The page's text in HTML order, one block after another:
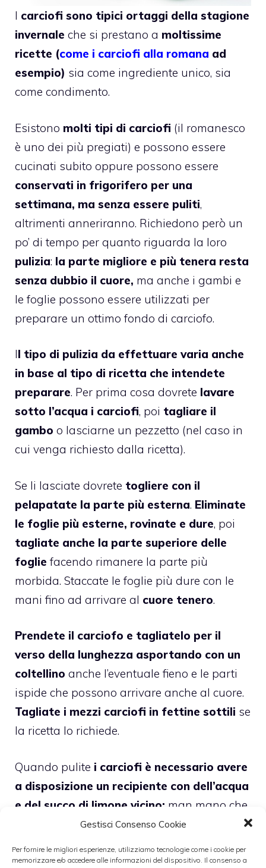
Gestisci Consenso Cookie
Per fornire le migliori esperienze, utilizziamo tecnologie come i cookie per
memorizzare e/o accedere alle informazioni del dispositivo. Il consenso a
I carciofi sono tipici ortaggi della stagione
invernale che si prestano a moltissime
ricette (come i carciofi alla romana ad
esempio) sia come ingrediente unico, sia
come condimento.
Esistono molti tipi di carciofi (il romanesco
è uno dei più pregiati) e possono essere
cucinati subito oppure possono essere
conservati in frigorifero per una
settimana, ma senza essere puliti,
altrimenti anneriranno. Richiedono però un
po’ di tempo per quanto riguarda la loro
pulizia: la parte migliore e più tenera resta
senza dubbio il cuore, ma anche i gambi e
le foglie possono essere utilizzati per
preparare un ottimo fondo di carciofo.
Il tipo di pulizia da effettuare varia anche
in base al tipo di ricetta che intendete
preparare. Per prima cosa dovrete lavare
sotto l’acqua i carciofi, poi tagliare il
gambo o lasciarne un pezzetto (nel caso in
cui venga richiesto dalla ricetta).
Se li lasciate dovrete togliere con il
pelapatate la parte più esterna. Eliminate
le foglie più esterne, rovinate e dure, poi
tagliate anche la parte superiore delle
foglie facendo rimanere la parte più
morbida. Staccate le foglie più dure con le
mani fino ad arrivare al cuore tenero.
Prendete il carciofo e tagliatelo per il
verso della lunghezza asportando con un
coltellino anche l’eventuale fieno e le parti
ispide che possono arrivare anche al cuore.
Tagliate i mezzi carciofi in fettine sottili se
la ricetta lo richiede.
Quando pulite i carciofi è necessario avere
a disposizione un recipiente con dell’acqua
e del succo di limone vicino: man mano che
pulite i carciofi dovrete metterli a bagno
nella ciotola con acqua e succo di limone
altrimenti anneriranno immediatamente.